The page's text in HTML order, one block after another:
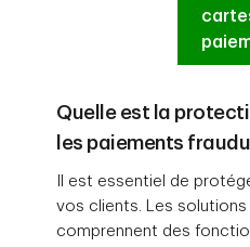
Quelle est la
les paiements
Il est essentiel de
vos clients. Les
comprennent des